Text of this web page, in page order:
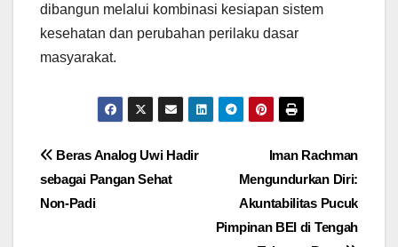
dibangun melalui kombinasi kesiapan sistem
kesehatan dan perubahan perilaku dasar
masyarakat.
Navigasi
pos
Iman Rachman
Mengundurkan Diri:
Akuntabilitas Pucuk
Pimpinan BEI di Tengah
Beras Analog Uwi Hadir
sebagai Pangan Sehat
Non-Padi